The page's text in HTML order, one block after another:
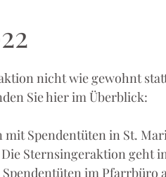
nicht wie gewohnt
Sie hier im Überblick:
mit Spendentüten in St.
Sternsingeraktion geht
im Pfarrbüro